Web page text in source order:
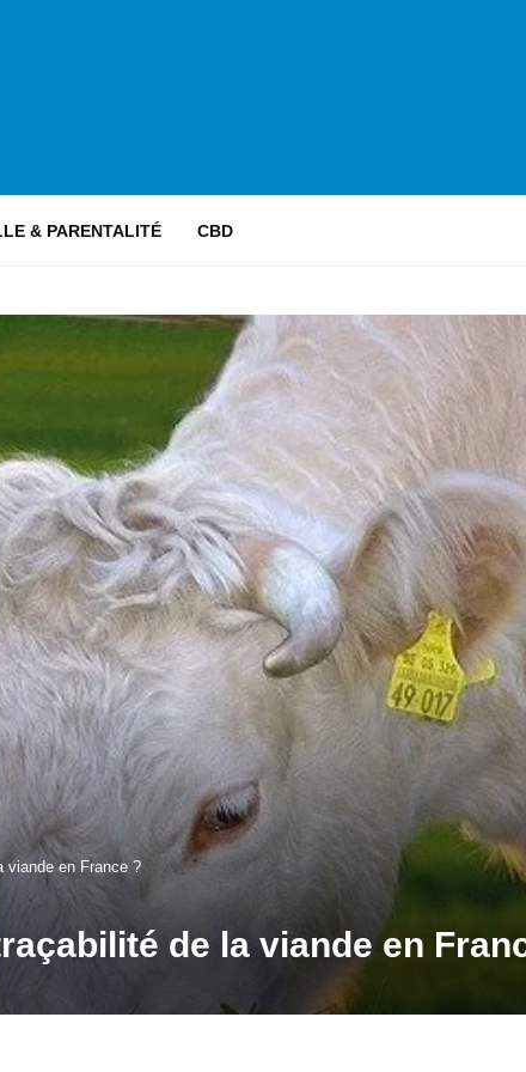
& PARENTALITÉ CBD
viande en France ?
de la viande en